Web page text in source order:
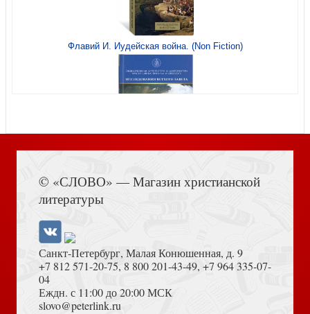
Молодые годы апостола Павла
Грехи молодости или здоровье семьи?
Встречи со старцем Назарием. Жизнеописание
Дети — дар Божий, или Опыт православного
Флавий И. Иудейская война. (Non Fiction)
Толкование на Апокалипсис (Тихоний Африканский)
© «СЛОВО» — Магазин христианской
литературы
Санкт-Петербург, Малая Конюшенная, д. 9
+7 812 571-20-75, 8 800 201-43-49, +7 964 335-07-
04
Еждн. с 11:00 до 20:00 МСК
slovo@peterlink.ru